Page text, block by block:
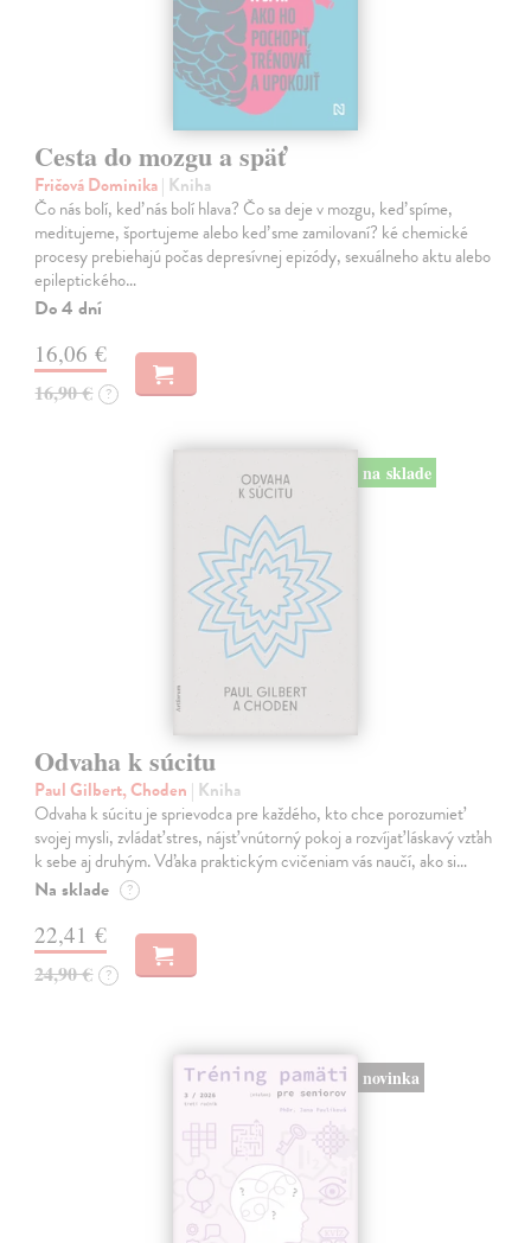
Cesta do mozgu a späť
Fričová Dominika| Kniha
Čo nás bolí, keď nás bolí hlava? Čo sa deje v mozgu, keď spíme,
meditujeme, športujeme alebo keď sme zamilovaní? ké chemické
procesy prebiehajú počas depresívnej epizódy, sexuálneho aktu alebo
epileptického…
Do 4 dní
16,06 €
16,90 € ?
na sklade
Odvaha k súcitu
Paul Gilbert, Choden | Kniha
Odvaha k súcitu je sprievodca pre každého, kto chce porozumieť
svojej mysli, zvládať stres, nájsť vnútorný pokoj a rozvíjať láskavý vzťah
k sebe aj druhým. Vďaka praktickým cvičeniam vás naučí, ako si…
Na sklade ?
22,41 €
24,90 € ?
novinka